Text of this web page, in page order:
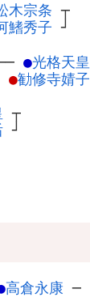
木宗条 ┬
鰭秀子 ┘
●光格天皇
●勧修寺婧子
┬
┘
高倉永康 ─